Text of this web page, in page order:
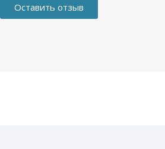
Оставить отзыв